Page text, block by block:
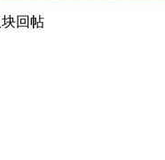
回帖